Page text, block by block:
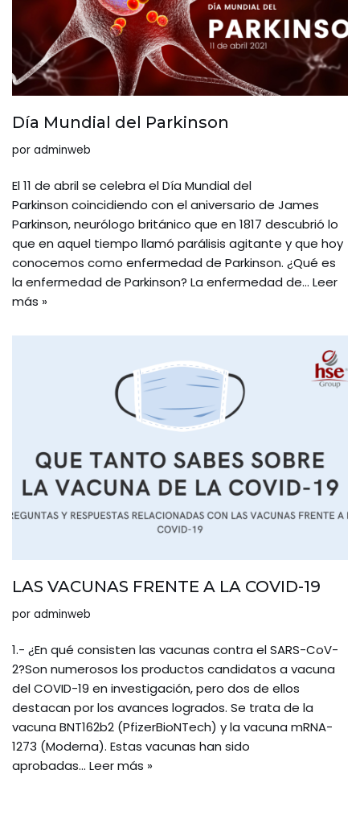
Día Mundial del Parkinson
por adminweb
El 11 de abril se celebra el Día Mundial del
Parkinson coincidiendo con el aniversario de James
Parkinson, neurólogo británico que en 1817 descubrió lo
que en aquel tiempo llamó parálisis agitante y que hoy
conocemos como enfermedad de Parkinson. ¿Qué es
la enfermedad de Parkinson? La enfermedad de… Leer
más »
LAS VACUNAS FRENTE A LA COVID-19
por adminweb
1.- ¿En qué consisten las vacunas contra el SARS-CoV-
2?Son numerosos los productos candidatos a vacuna
del COVID-19 en investigación, pero dos de ellos
destacan por los avances logrados. Se trata de la
vacuna BNT162b2 (PfizerBioNTech) y la vacuna mRNA-
1273 (Moderna). Estas vacunas han sido
aprobadas… Leer más »